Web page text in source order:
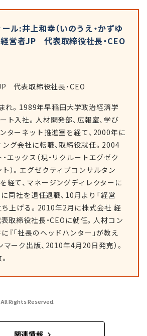
ル:井上和幸（いのうえ・かずゆ
経営者JP 代表取締役社長・CEO
代表取締役社長・CEO
れ。1989年早稲田大学政治経済学
ト入社。人材開発部、広報室、学び
ターネット推進室を経て、2000年に
グ会社に転職、取締役就任。2004
エックス（現・リクルートエグゼク
）。エグゼクティブコンサルタン
経て、マネージングディレクターに
同社を退任退職、10月より「経営
上げる。2010年2月に株式会社 経
取締役社長・CEOに就任。人材コン
『「社長のヘッドハンター」が教え
マーク出版、2010年4月20日発売）。
Rights Reserved.